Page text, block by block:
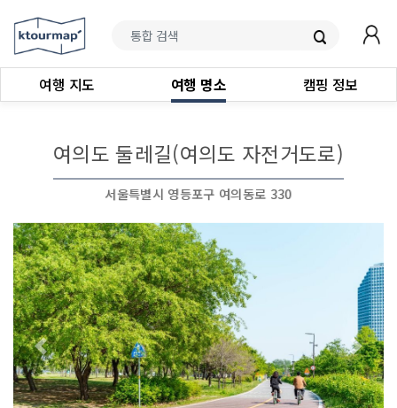
여행 지도 여행 명소 캠핑 정보
여의도 둘레길(여의도 자전거도로)
서울특별시 영등포구 여의동로 330